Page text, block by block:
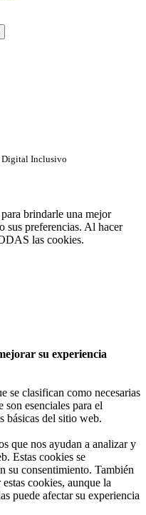
Digital Inclusivo
brindarle una mejor
sus preferencias. Al hacer
las cookies.
su experiencia
se clasifican como necesarias
son esenciales para el
básicas del sitio web.
que nos ayudan a analizar y
Estas cookies se
su consentimiento. También
cookies, aunque la
puede afectar su experiencia